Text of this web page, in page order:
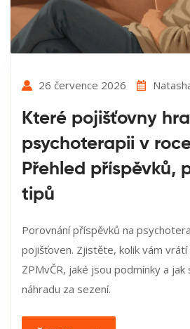
26 července 2026
Které pojišťovny
psychoterapii v
Přehled příspěvků,
tipů
Porovnání příspěvků na
pojišťoven. Zjistěte, kolik vám vrátí
ZPMvČR, jaké jsou podmínky a
náhradu za sezení.